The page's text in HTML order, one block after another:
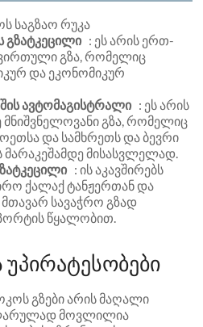
საგზაო რუკა
გზატკეცილი : ეს არის ერთ-
გზა, რომელიც
და ეკონომიკურ
ავტომაგისტრალი : ეს არის
გზა, რომელიც
და სამხრეთს და ბევრი
მარაკეშამდე მისასვლელად.
: ის აკავშირებს
ქალაქ ტანჟერთან და
სავაჭრო გზად
წყალობით.
უპირატესობები
გზები არის მაღალი
მოვლილია